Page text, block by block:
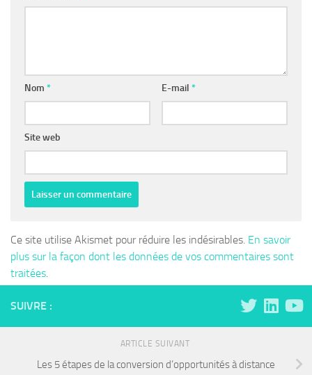
Nom * E-mail *
Site web
Ce site utilise Akismet pour réduire les indésirables. En savoir
plus sur la façon dont les données de vos commentaires sont
traitées.
SUIVRE :
ARTICLE SUIVANT
Les 5 étapes de la conversion d’opportunités à distance